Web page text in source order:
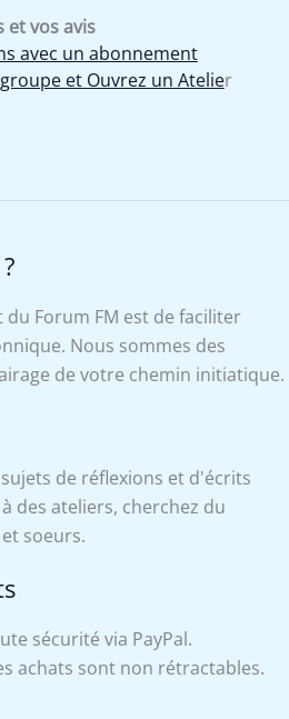
et vos avis
avec un abonnement
et Ouvrez un Atelier
Forum FM est de faciliter
Nous sommes des
de votre chemin initiatique.
de réflexions et d'écrits
des ateliers, cherchez du
soeurs.
sécurité via PayPal.
achats sont non rétractables.